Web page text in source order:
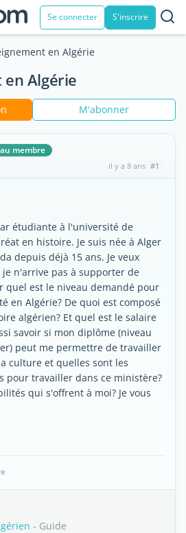
Se connecter S'inscrire
en Algérie
en Algérie
M'abonner
membre
il y a 8 ans #1
étudiante à l'université de
en histoire. Je suis née à Alger
depuis déjà 15 ans. Je veux
n'arrive pas à supporter de
quel est le niveau demandé pour
en Algérie? De quoi est composé
algérien? Et quel est le salaire
savoir si mon diplôme (niveau
peut me permettre de travailler
culture et quelles sont les
pour travailler dans ce ministère?
qui s'offrent à moi? Je vous
- Guide